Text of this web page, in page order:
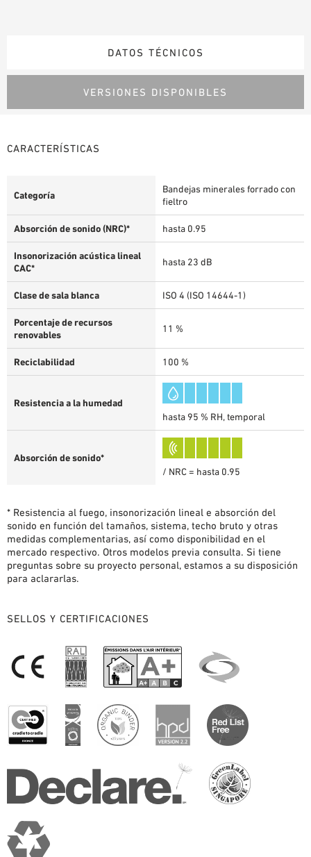
DATOS TÉCNICOS
VERSIONES DISPONIBLES
CARACTERÍSTICAS
Categoría
Bandejas minerales forrado con
fieltro
Absorción de sonido (NRC)* hasta 0.95
Insonorización acústica lineal
CAC*
hasta 23 dB
Clase de sala blanca ISO 4 (ISO 14644-1)
Porcentaje de recursos
renovables
11 %
Reciclabilidad 100 %
Resistencia a la humedad
hasta 95 % RH, temporal
Absorción de sonido*
/ NRC = hasta 0.95
* Resistencia al fuego, insonorización lineal e absorción del
sonido en función del tamaños, sistema, techo bruto y otras
medidas complementarias, así como disponibilidad en el
mercado respectivo. Otros modelos previa consulta. Si tiene
preguntas sobre su proyecto personal, estamos a su disposición
para aclararlas.
SELLOS Y CERTIFICACIONES